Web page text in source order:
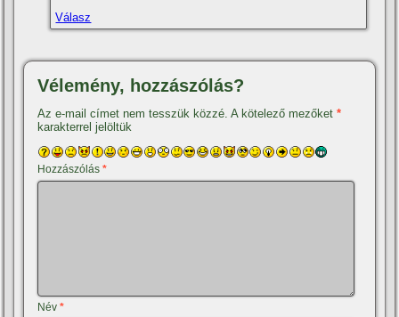
Válasz
Vélemény, hozzászólás?
Az e-mail címet nem tesszük közzé. A kötelező mezőket*
karakterrel jelöltük
Hozzászólás*
Név*